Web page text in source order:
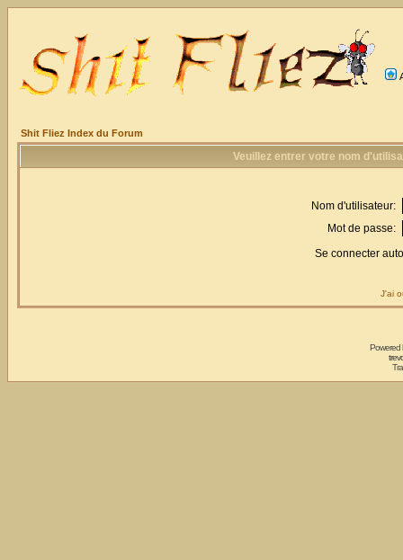
Shit Fliez Index du Forum
Veuillez entrer votre nom
Nom d'utilisateur:
Mot de passe:
Se connecter
J'ai
Powered